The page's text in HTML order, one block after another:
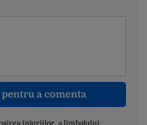
a comenta
injuriilor, a limbajului